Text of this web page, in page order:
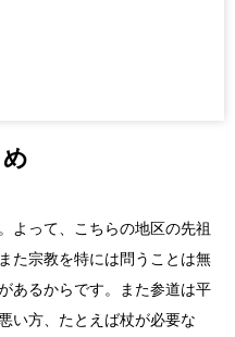
よって、こちらの地区の先祖
た宗教を特には問うことは無
あるからです。また参道は平
い方、たとえば杖が必要な